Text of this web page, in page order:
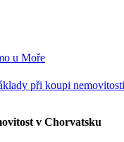
u Moře
při koupi
v Chorvatsku